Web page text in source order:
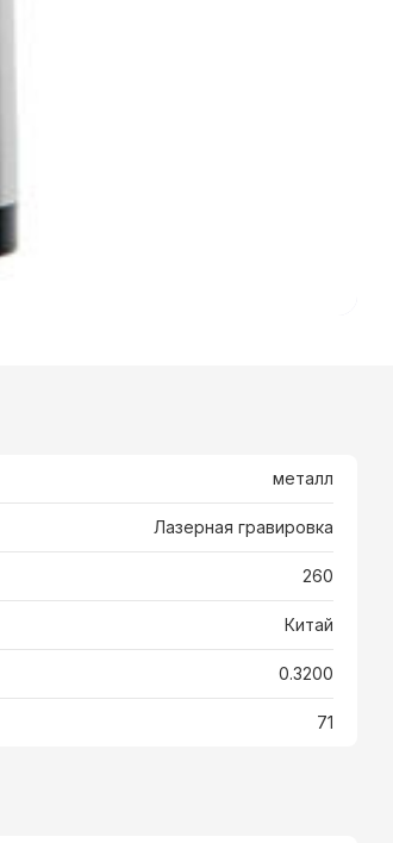
металл
Лазерная гравировка
260
Китай
0.3200
71